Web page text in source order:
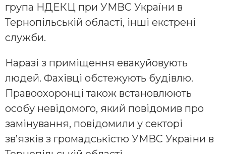
група НДЕКЦ при УМВС України в
Тернопільській області, інші екстрені
служби.
Наразі з приміщення евакуйовують
людей. Фахівці обстежують будівлю.
Правоохоронці також встановлюють
особу невідомого, який повідомив про
замінування, повідомили у секторі
зв’язків з громадськістю УМВС України в